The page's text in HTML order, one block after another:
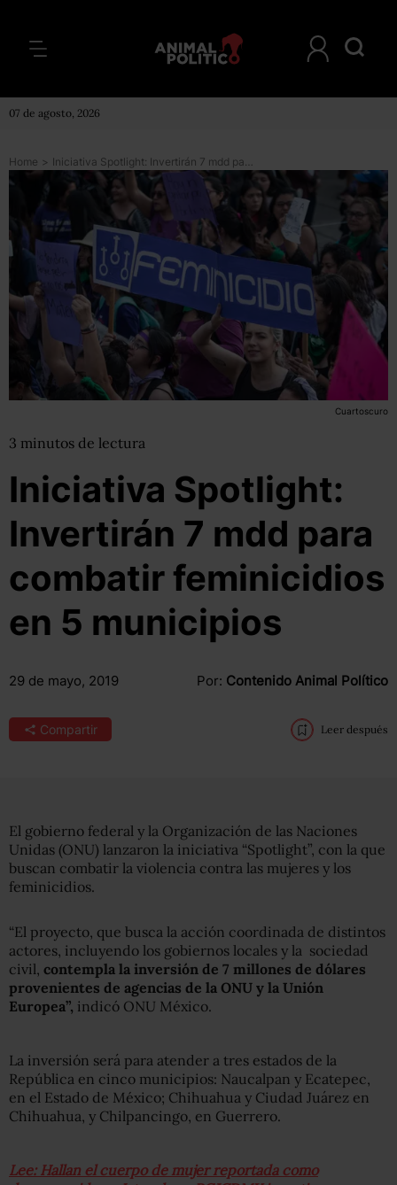
07 de agosto, 2026
Home > Iniciativa Spotlight: Invertirán 7 mdd para combatir feminicidios en 5 municipios
Cuartoscuro
3 minutos de lectura
Iniciativa Spotlight:
Invertirán 7 mdd para
combatir feminicidios
en 5 municipios
29 de mayo, 2019 Por: Contenido Animal Político
Compartir Leer después
El gobierno federal y la Organización de las Naciones
Unidas (ONU) lanzaron la iniciativa “Spotlight”, con la que
buscan combatir la violencia contra las mujeres y los
feminicidios.
“El proyecto, que busca la acción coordinada de distintos
actores, incluyendo los gobiernos locales y la sociedad
civil, contempla la inversión de 7 millones de dólares
provenientes de agencias de la ONU y la Unión
Europea”, indicó ONU México.
La inversión será para atender a tres estados de la
República en cinco municipios: Naucalpan y Ecatepec,
en el Estado de México; Chihuahua y Ciudad Juárez en
Chihuahua, y Chilpancingo, en Guerrero.
Lee: Hallan el cuerpo de mujer reportada como